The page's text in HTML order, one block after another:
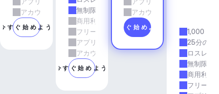
アカウントマネージャーのサポート
今すぐ始めよう
無制限のダウンロード
商用利用
フリーランスとエージェンシーの仕事
アプリとサービス
アカウントマネージャーのサポート
今すぐ始めよう
アカウントマネージャーの
今すぐ始めよう
1,000ト
25分の所
ロスレス
無制限の
商用利用
フリーラ